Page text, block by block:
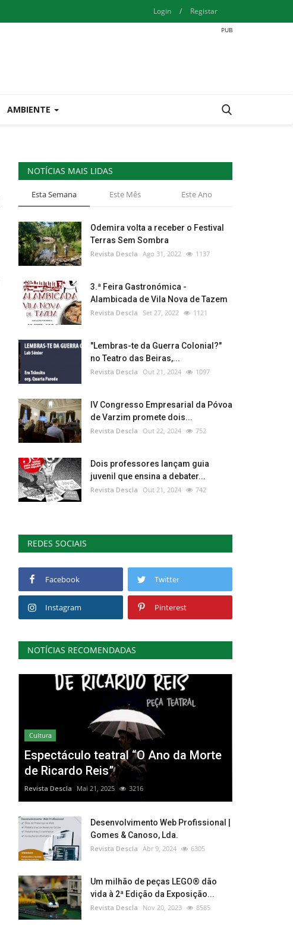
Login / Registar
AMBIENTE
NOTÍCIAS MAIS LIDAS
Esta Semana Este Mês Este Ano
Odemira volta a receber o Festival
Terras Sem Sombra
Revista Descla Ago 31, 2022 1137
3.ª Feira Gastronómica -
Alambicada de Vila Nova de Tazem
Revista Descla Set 27, 2022 1121
"Lembras-te da Guerra Colonial?"
no Teatro das Beiras,...
Revista Descla Out 21, 2024 1097
IV Congresso Empresarial da Póvoa
de Varzim promete dois...
Revista Descla Out 22, 2024 752
Dois professores lançam guia
juvenil que ensina a debater...
Revista Descla Out 21, 2024 742
REDES SOCIAIS
Facebook Twitter
Instagram Pinterest
NOTÍCIAS RECOMENDADAS
Cultura
Espectáculo teatral “O Ano da Morte
de Ricardo Reis”
Revista Descla Mai 21, 2025 3216
Desenvolvimento Web Profissional |
Gomes & Canoso, Lda.
Revista Descla Abr 9, 2024 6305
Um milhão de peças LEGO® dão
vida à 2ª Edição da Exposição...
Revista Descla Nov 20, 2023 8585